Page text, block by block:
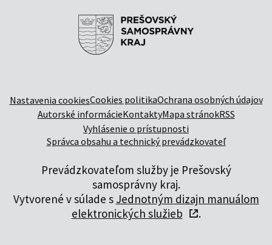
Nastavenia cookiesCookies politikaOchrana osobných údajov
Autorské informácieKontaktyMapa stránokRSS
Vyhlásenie o prístupnosti
Správca obsahu a technický prevádzkovateľ
Prevádzkovateľom služby je Prešovský
samosprávny kraj.
Vytvorené v súlade s Jednotným dizajn manuálom
elektronických služieb
.